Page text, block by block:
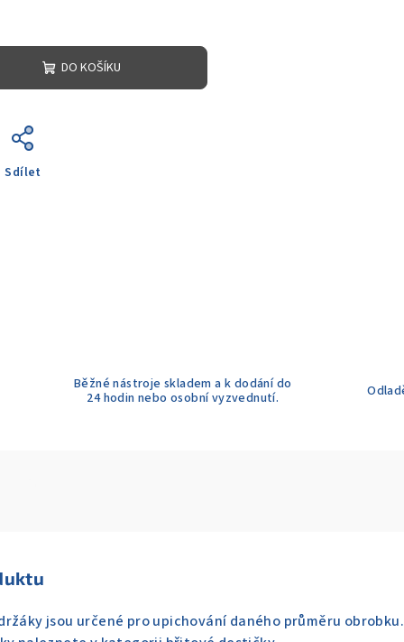
DO KOŠÍKU
Sdílet
Běžné nástroje skladem a k dodání do
24 hodin nebo osobní vyzvednutí.
jsou určené pro upichování daného průměru